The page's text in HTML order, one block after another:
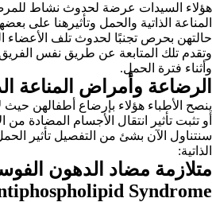
هؤلاء السيدات عرضة لحدوث نشاط للمرض
المناعة الذاتية والحمل وتأثيرهنا على
حالتهن بحرص تجنبًا لحدوث تلف الأعضاء
وتقدم تلك المتابعة عن طريق نفس الفريق
وأثناء فترة الحمل.
الرضاعة وأمراض المناعة
ينصح الأطباء هؤلاء بإرضاع أطفالهن حيث
أو تثبت تأثير انتقال الأجسام المضادة من
سنتناول الآن بشئ من التفصيل تأثير
الذاتية:
متلازمة مضاد الدهون
Syndrome